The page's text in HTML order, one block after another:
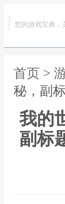
您的游戏宝典，
首页 >
秘，副
我的
副标